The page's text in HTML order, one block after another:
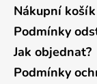
Nákupní košík
Podmínky
Jak objednat?
Podmínky